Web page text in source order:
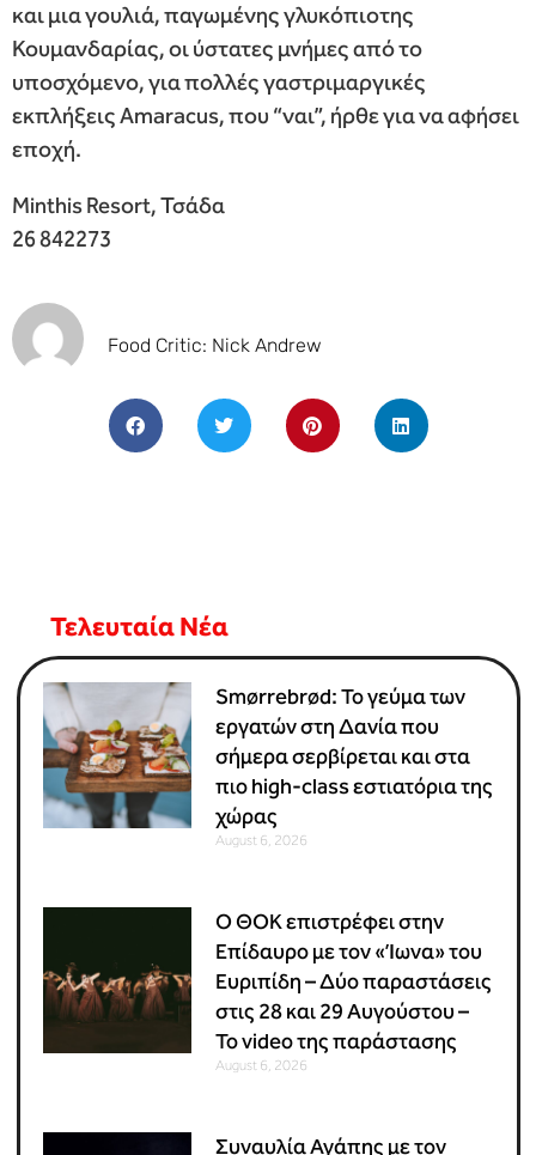
και μια γουλιά, παγωμένης γλυκόπιοτης
Κουμανδαρίας, οι ύστατες μνήμες από το
υποσχόμενο, για πολλές γαστριμαργικές
εκπλήξεις Amaracus, που “ναι”, ήρθε για να αφήσει
εποχή.
Minthis Resort, Τσάδα
26 842273
Food Critic: Nick Andrew
Τελευταία Νέα
Smørrebrød: Το γεύμα των
εργατών στη Δανία που
σήμερα σερβίρεται και στα
πιο high-class εστιατόρια της
χώρας
August 6, 2026
Ο ΘΟΚ επιστρέφει στην
Επίδαυρο με τον «Ίωνα» του
Ευριπίδη – Δύο παραστάσεις
στις 28 και 29 Αυγούστου –
Το video της παράστασης
August 6, 2026
Συναυλία Αγάπης με τον